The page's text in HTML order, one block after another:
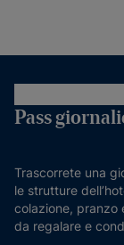
Pass
Trascorrete una
le strutture
colazione, pranzo
da regalare e